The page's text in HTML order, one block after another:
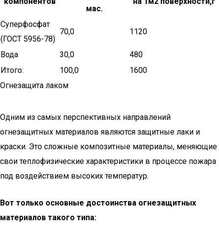
мас.
Суперфосфат
(ГОСТ 5956-78)
70,0 1120
Вода 30,0
480
Итого:
100,0
1600
Огнезащита лаком
Одним из самых перспективных направлений
огнезащитных материалов являются защитные лаки и
краски. Это сложные композитные материалы, меняющие
свои теплофизические характеристики в процессе пожара
под воздействием высоких температур.
Вот только основные достоинства огнезащитных
материалов такого типа: